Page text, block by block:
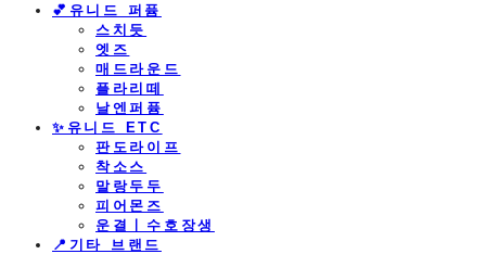
💕유니드 퍼퓸
스치듯
엣즈
매드라운드
플라리떼
날엔퍼퓸
​✨유니드 ETC
판도라이프
착소스
말랑두두
피어몬즈
운결ㅣ수호장생
📍기타 브랜드